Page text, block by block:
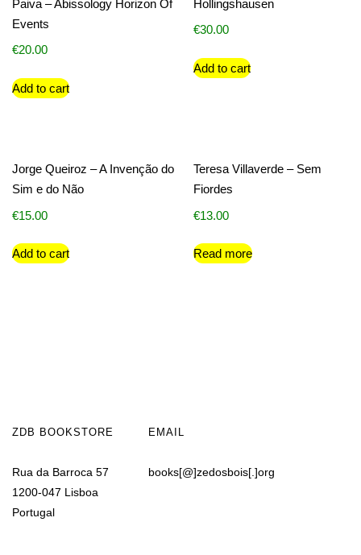
Paiva – Abissology Horizon Of
Events
€20.00
Add to cart
Hollingshausen
€30.00
Add to cart
Jorge Queiroz – A Invenção do
Sim e do Não
€15.00
Add to cart
Teresa Villaverde – Sem
Fiordes
€13.00
Read more
ZDB BOOKSTORE
Rua da Barroca 57
1200-047 Lisboa
Portugal
EMAIL
books[@]zedosbois[.]org